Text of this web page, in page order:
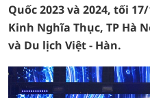
Quốc 2023 và 2024, tối
Kinh Nghĩa Thục, TP Hà
và Du lịch Việt - Hàn.